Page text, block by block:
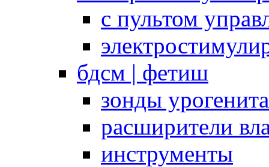
с пультом
бдсм | фетиш
зонды
расширители
инструменты